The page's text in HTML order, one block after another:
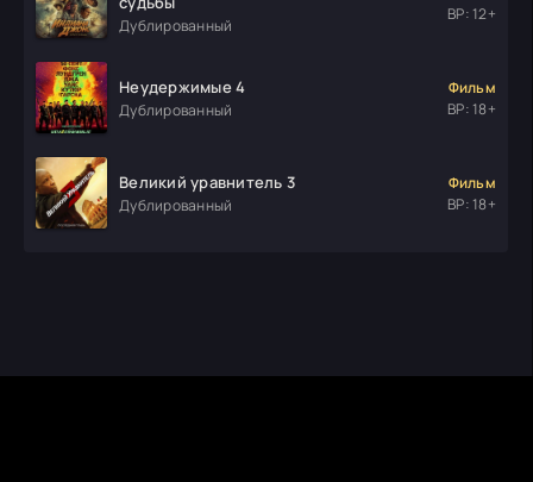
Дублированный
ВР: 12+
Неудержимые 4
Дублированный
Фильм
ВР: 18+
Великий уравнитель 3
Дублированный
Фильм
ВР: 18+